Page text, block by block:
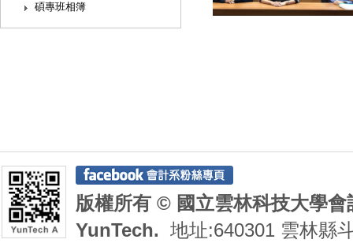
碩專班相簿
版權所有 © 國立雲林科技大學
YunTech. 地址:640301 雲林縣